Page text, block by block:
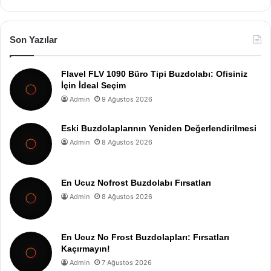
Son Yazılar
Flavel FLV 1090 Büro Tipi Buzdolabı: Ofisiniz
İçin İdeal Seçim
Admin 9 Ağustos 2026
Eski Buzdolaplarının Yeniden Değerlendirilmesi
Admin 8 Ağustos 2026
En Ucuz Nofrost Buzdolabı Fırsatları
Admin 8 Ağustos 2026
En Ucuz No Frost Buzdolapları: Fırsatları
Kaçırmayın!
Admin 7 Ağustos 2026